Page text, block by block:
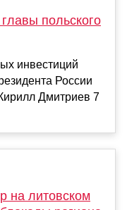
польского
инвестиций
России
Дмитриев 7
на литовском